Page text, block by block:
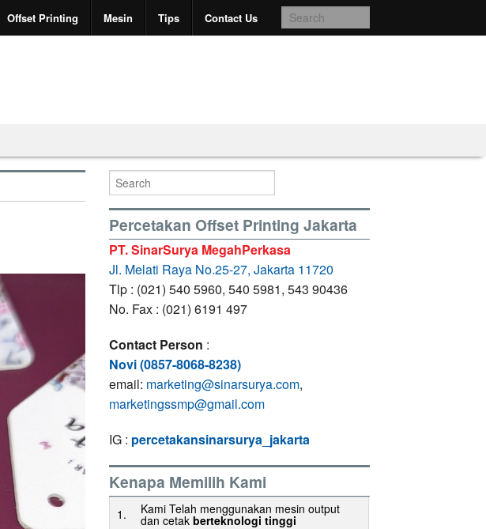
Offset Printing Mesin Tips Contact Us
Percetakan Offset Printing Jakarta
PT. SinarSurya MegahPerkasa
Jl. Melati Raya No.25-27, Jakarta 11720
Tlp : (021) 540 5960, 540 5981, 543 90436
No. Fax : (021) 6191 497
Contact Person :
Novi (0857-8068-8238)
email: marketing@sinarsurya.com,
marketingssmp@gmail.com
IG : percetakansinarsurya_jakarta
Kenapa Memilih Kami
1. Kami Telah menggunakan mesin output
dan cetak berteknologi tinggi